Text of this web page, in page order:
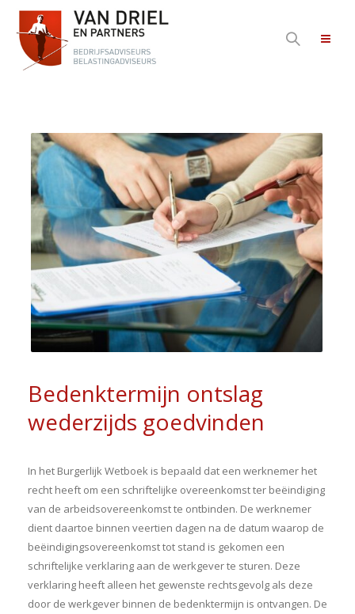
Bedenktermijn ontslag
wederzijds goedvinden
In het Burgerlijk Wetboek is bepaald dat een werknemer het
recht heeft om een schriftelijke overeenkomst ter beëindiging
van de arbeidsovereenkomst te ontbinden. De werknemer
dient daartoe binnen veertien dagen na de datum waarop de
beëindigingsovereenkomst tot stand is gekomen een
schriftelijke verklaring aan de werkgever te sturen. Deze
verklaring heeft alleen het gewenste rechtsgevolg als deze
door de werkgever binnen de bedenktermijn is ontvangen. De